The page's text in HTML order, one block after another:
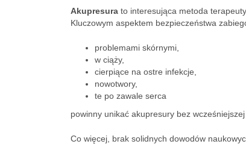
Akupresura to interesująca metoda
Kluczowym aspektem bezpieczeństwa
problemami skórnymi,
w ciążу,
cierpiące na ostre infekcje,
nowotwory,
te po zawale serca
powinny unikać akupresury bez
Co więcej, brak solidnych dowodów